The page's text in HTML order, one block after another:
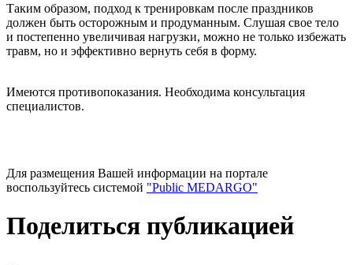
Таким образом, подход к тренировкам после праздников
должен быть осторожным и продуманным. Слушая свое тело
и постепенно увеличивая нагрузки, можно не только избежать
травм, но и эффективно вернуть себя в форму.
Имеются противопоказания. Необходима консультация
специалистов.
Для размещения Вашей информации на портале
воспользуйтесь системой "Public MEDARGO"
Поделиться публикацией